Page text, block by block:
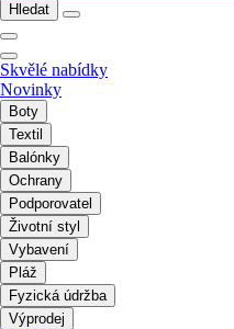
Hledat
Skvělé nabídky
Novinky
Boty
Textil
Balónky
Ochrany
Podporovatel
Životní styl
Vybavení
Pláž
Fyzická údržba
Výprodej